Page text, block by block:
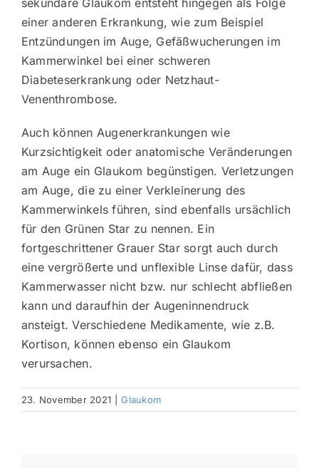
einer anderen Erkrankung, wie zum Beispiel
Entzündungen im Auge, Gefäßwucherungen im
Kammerwinkel bei einer schweren
Diabeteserkrankung oder Netzhaut-
Venenthrombose.
Auch können Augenerkrankungen wie
Kurzsichtigkeit oder anatomische Veränderungen
am Auge ein Glaukom begünstigen. Verletzungen
am Auge, die zu einer Verkleinerung des
Kammerwinkels führen, sind ebenfalls ursächlich
für den Grünen Star zu nennen. Ein
fortgeschrittener Grauer Star sorgt auch durch
eine vergrößerte und unflexible Linse dafür, dass
Kammerwasser nicht bzw. nur schlecht abfließen
kann und daraufhin der Augeninnendruck
ansteigt. Verschiedene Medikamente, wie z.B.
Kortison, können ebenso ein Glaukom
verursachen.
23. November 2021 Glaukom